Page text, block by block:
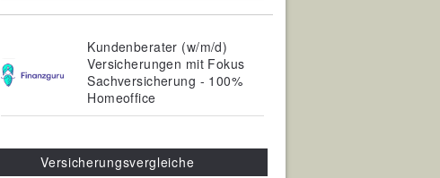
Kundenberater (w/m/d)
Versicherungen mit Fokus
Sachversicherung - 100%
Homeoffice
Versicherungsvergleiche